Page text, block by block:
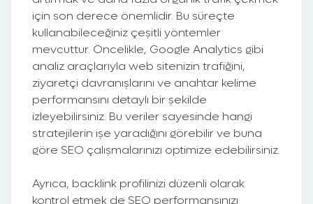
için son derece önemlidir. Bu süreçte
kullanabileceğiniz çeşitli yöntemler
mevcuttur. Öncelikle, Google Analytics gibi
analiz araçlarıyla web sitenizin trafiğini,
ziyaretçi davranışlarını ve anahtar kelime
performansını detaylı bir şekilde
izleyebilirsiniz. Bu veriler sayesinde hangi
stratejilerin işe yaradığını görebilir ve buna
göre SEO çalışmalarınızı optimize edebilirsiniz.
Ayrıca, backlink profilinizi düzenli olarak
kontrol etmek de SEO performansınızı